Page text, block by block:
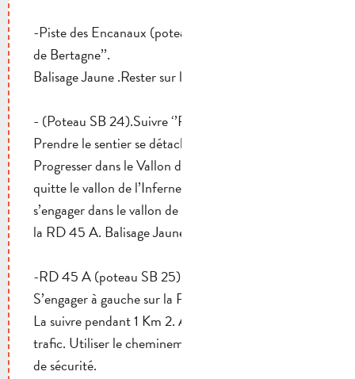
-Piste des Encanaux (poteau SB 68). Suivre ‘’Pic
de Bertagne’’.
Balisage Jaune .Rester sur la piste.
- (Poteau SB 24).Suivre ‘’Pic de Bertagne’’.
Prendre le sentier se détachant à droite en montée
Progresser dans le Vallon de l’Infernet. L’itinéraire
quitte le vallon de l’Infernet par la gauche pour
s’engager dans le vallon de la Coutronne. Atteindre
la RD 45 A. Balisage Jaune.
-RD 45 A (poteau SB 25). Balisage Jaune.
S’engager à gauche sur la RD 45 A
La suivre pendant 1 Km 2. Attention : route à fort
trafic. Utiliser le cheminement derrière les glissières
de sécurité.